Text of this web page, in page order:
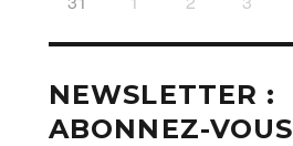
NEWSLETTER :
ABONNEZ-VOUS